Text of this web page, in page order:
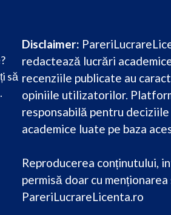
să
Disclaimer:
redactează lucrări
recenziile publicate au
opiniile utilizatorilor.
responsabilă pentru deciziile
academice luate pe baza
Reproducerea conținutului,
permisă doar cu
PareriLucrareLicenta.ro